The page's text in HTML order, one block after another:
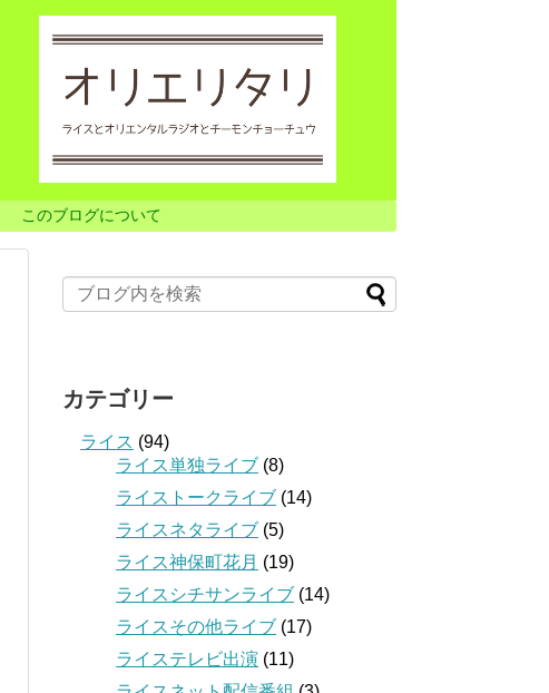
このブログについて
カテゴリー
ライス (94)
ライス単独ライブ (8)
ライストークライブ (14)
ライスネタライブ (5)
ライス神保町花月 (19)
ライスシチサンライブ (14)
ライスその他ライブ (17)
ライステレビ出演 (11)